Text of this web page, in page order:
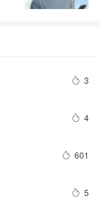
3
4
601
5